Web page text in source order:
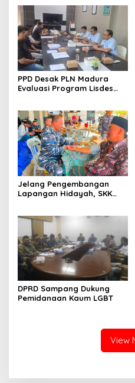
PPD Desak PLN Madura
Evaluasi Program Lisdes
Jelang Pengembangan
Lapangan Hidayah, SKK
Nelayan Sampang
DPRD Sampang Dukung
Pemidanaan Kaum LGBT
View